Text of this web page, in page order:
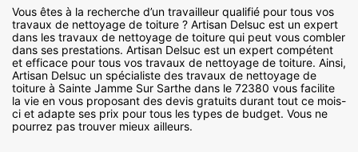
Vous êtes à la recherche d’un travailleur qualifié pour tous vos
travaux de nettoyage de toiture ? Artisan Delsuc est un expert
dans les travaux de nettoyage de toiture qui peut vous combler
dans ses prestations. Artisan Delsuc est un expert compétent
et efficace pour tous vos travaux de nettoyage de toiture. Ainsi,
Artisan Delsuc un spécialiste des travaux de nettoyage de
toiture à Sainte Jamme Sur Sarthe dans le 72380 vous facilite
la vie en vous proposant des devis gratuits durant tout ce mois-
ci et adapte ses prix pour tous les types de budget. Vous ne
pourrez pas trouver mieux ailleurs.